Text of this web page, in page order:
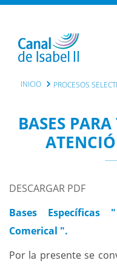
INICIO PROCESOS
BASES
DESCARGAR PDF
Bases Específicas
Comerical ".
Por la presente se